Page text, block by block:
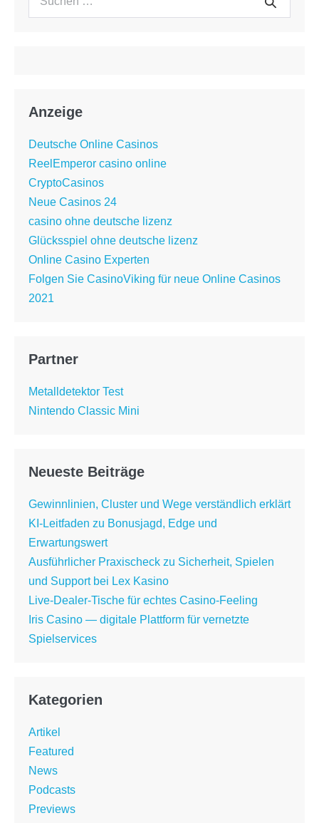
Anzeige
Deutsche Online Casinos
ReelEmperor casino online
CryptoCasinos
Neue Casinos 24
casino ohne deutsche lizenz
Glücksspiel ohne deutsche lizenz
Online Casino Experten
Folgen Sie CasinoViking für neue Online Casinos
2021
Partner
Metalldetektor Test
Nintendo Classic Mini
Neueste Beiträge
Gewinnlinien, Cluster und Wege verständlich erklärt
KI-Leitfaden zu Bonusjagd, Edge und
Erwartungswert
Ausführlicher Praxischeck zu Sicherheit, Spielen
und Support bei Lex Kasino
Live-Dealer-Tische für echtes Casino-Feeling
Iris Casino — digitale Plattform für vernetzte
Spielservices
Kategorien
Artikel
Featured
News
Podcasts
Previews